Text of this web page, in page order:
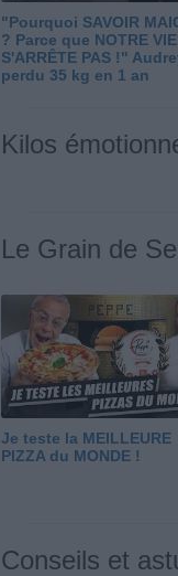
"Pourquoi SAVOIR
? Parce que NOTRE
S'ARRÊTE PAS !"
perdu 35 kg en 1 an
Kilos
Le Grain de
Je teste la MEILLEURE
PIZZA du MONDE !
Conseils et